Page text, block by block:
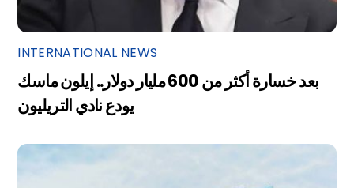
INTERNATIONAL NEWS
بعد خسارة أكثر من 600 مليار دولار.. إيلون ماسك
يودع نادي التريليون